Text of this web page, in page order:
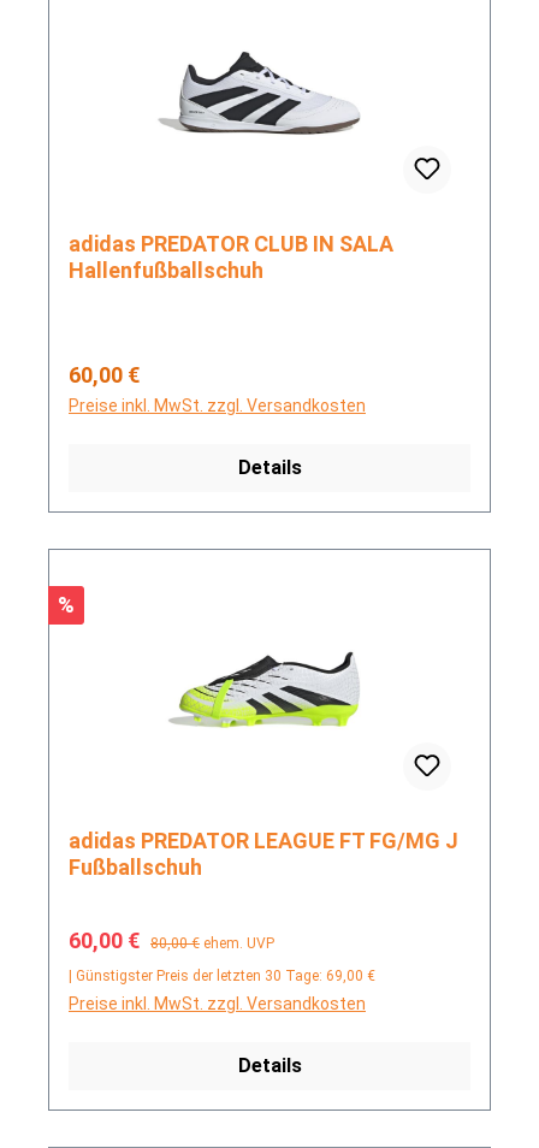
adidas PREDATOR CLUB IN SALA
Hallenfußballschuh
Regulärer Preis:
60,00 €
Preise inkl. MwSt. zzgl. Versandkosten
Details
Rabatt
%
adidas PREDATOR LEAGUE FT FG/MG J
Fußballschuh
Verkaufspreis:
60,00 € Regulärer Preis:
80,00 € ehem. UVP
| Günstigster Preis der letzten 30 Tage: 69,00 €
Preise inkl. MwSt. zzgl. Versandkosten
Details